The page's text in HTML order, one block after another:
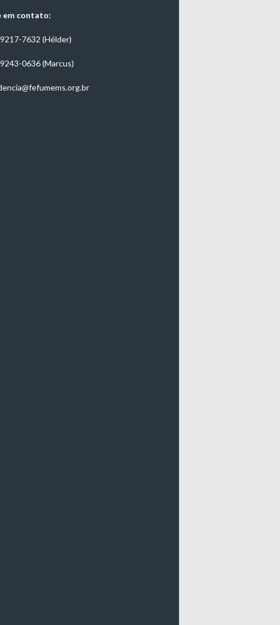
em contato:
7632 (Hélder)
0636 (Marcus)